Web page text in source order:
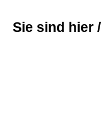
Sie sind hier /